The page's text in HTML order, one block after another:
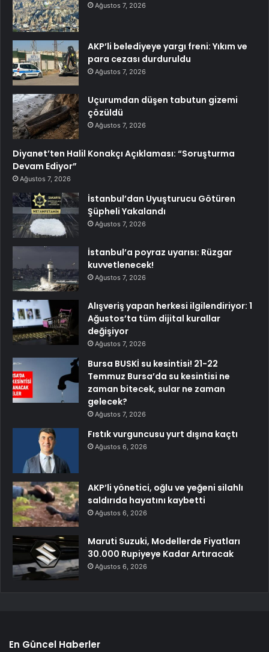
Ağustos 7, 2026
AKP’li belediyeye yargı freni: Yıkım ve
para cezası durduruldu
Ağustos 7, 2026
Uçurumdan düşen tabutun gizemi
çözüldü
Ağustos 7, 2026
Diyanet’ten Halil Konakçı Açıklaması: “Soruşturma
Devam Ediyor”
Ağustos 7, 2026
İstanbul’dan Uyuşturucu Götüren
Şüpheli Yakalandı
Ağustos 7, 2026
İstanbul’a poyraz uyarısı: Rüzgar
kuvvetlenecek!
Ağustos 7, 2026
Alışveriş yapan herkesi ilgilendiriyor: 1
Ağustos’ta tüm dijital kurallar
değişiyor
Ağustos 7, 2026
Bursa BUSKİ su kesintisi! 21-22
Temmuz Bursa’da su kesintisi ne
zaman bitecek, sular ne zaman
gelecek?
Ağustos 7, 2026
Fıstık vurguncusu yurt dışına kaçtı
Ağustos 6, 2026
AKP’li yönetici, oğlu ve yeğeni silahlı
saldırıda hayatını kaybetti
Ağustos 6, 2026
Maruti Suzuki, Modellerde Fiyatları
30.000 Rupiyeye Kadar Artıracak
Ağustos 6, 2026
En Güncel Haberler